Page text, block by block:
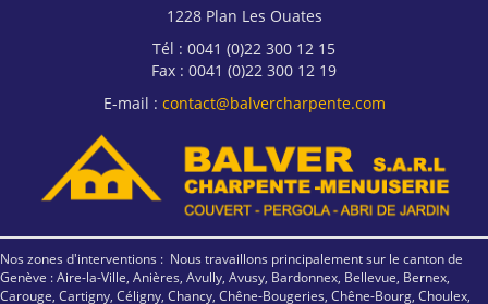
1228 Plan Les Ouates
Tél : 0041 (0)22 300 12 15
Fax : 0041 (0)22 300 12 19
E-mail : contact@balvercharpente.com
Nos zones d'interventions : Nous travaillons principalement sur le canton de
Genève : Aire-la-Ville, Anières, Avully, Avusy, Bardonnex, Bellevue, Bernex,
Carouge, Cartigny, Céligny, Chancy, Chêne-Bougeries, Chêne-Bourg, Choulex,